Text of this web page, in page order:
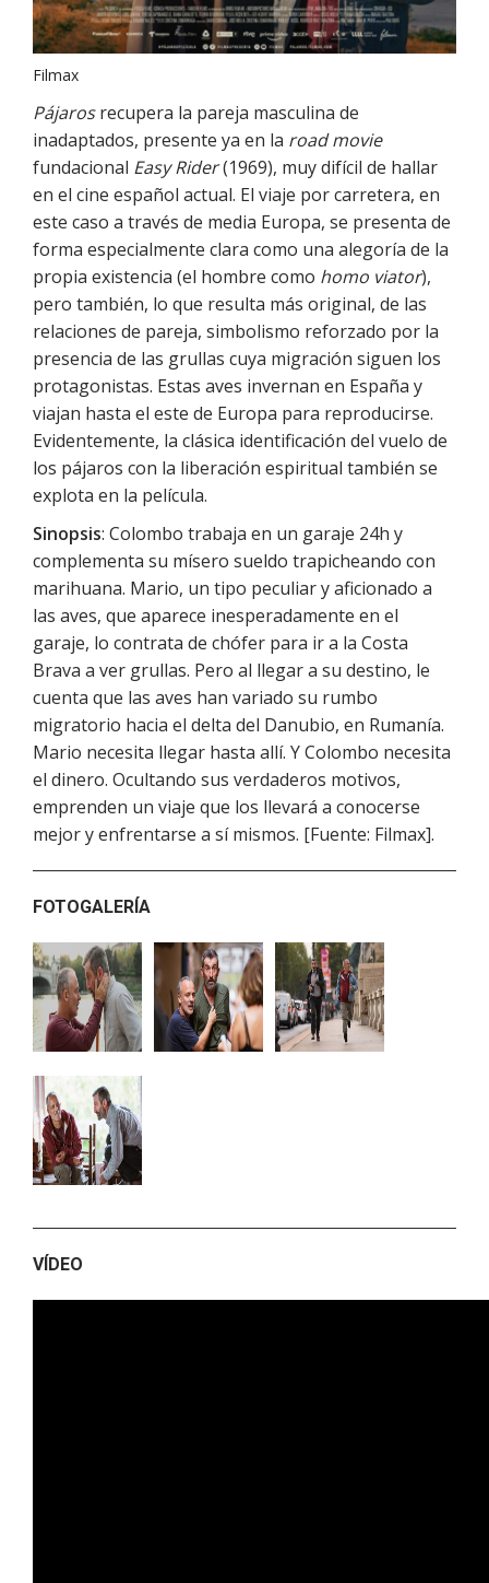
Filmax
Pájarosrecupera la pareja masculina de
inadaptados, presente ya en la road movie
fundacional Easy Rider(1969), muy difícil de hallar
en el cine español actual. El viaje por carretera, en
este caso a través de media Europa, se presenta de
forma especialmente clara como una alegoría de la
propia existencia (el hombre como homo viator),
pero también, lo que resulta más original, de las
relaciones de pareja, simbolismo reforzado por la
presencia de las grullas cuya migración siguen los
protagonistas. Estas aves invernan en España y
viajan hasta el este de Europa para reproducirse.
Evidentemente, la clásica identificación del vuelo de
los pájaros con la liberación espiritual también se
explota en la película.
Sinopsis: Colombo trabaja en un garaje 24h y
complementa su mísero sueldo trapicheando con
marihuana. Mario, un tipo peculiar y aficionado a
las aves, que aparece inesperadamente en el
garaje, lo contrata de chófer para ir a la Costa
Brava a ver grullas. Pero al llegar a su destino, le
cuenta que las aves han variado su rumbo
migratorio hacia el delta del Danubio, en Rumanía.
Mario necesita llegar hasta allí. Y Colombo necesita
el dinero. Ocultando sus verdaderos motivos,
emprenden un viaje que los llevará a conocerse
mejor y enfrentarse a sí mismos. [Fuente: Filmax].
FOTOGALERÍA
VÍDEO